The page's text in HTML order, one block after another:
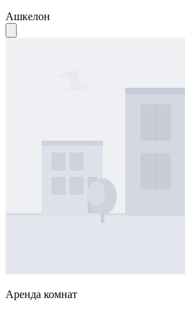
Ашкелон
Аренда комнат